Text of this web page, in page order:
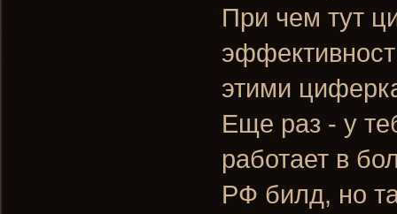
При чем тут
этими
Еще раз - у
работает в
РФ билд, но